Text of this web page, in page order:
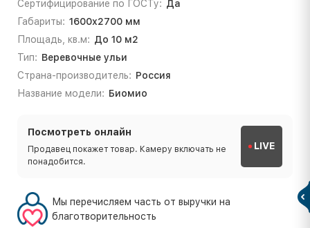
Сертифицирование по ГОСТу: Да
Габариты: 1600х2700 мм
Площадь, кв.м: До 10 м2
Тип: Веревочные ульи
Страна-производитель: Россия
Название модели: Биомио
Посмотреть онлайн
Продавец покажет товар. Камеру включать не
понадобится.
LIVE
Мы перечисляем часть от выручки на
благотворительность